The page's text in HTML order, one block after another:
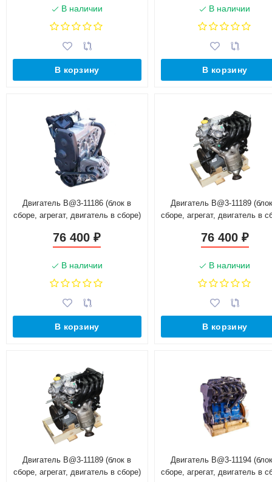
В наличии
В корзину
В наличии
В корзину
Двигатель B@3-11186 (блок в
сборе, агрегат, двигатель в сборе)
76 400₽
В наличии
В корзину
Двигатель B@3-11189
сборе, агрегат, двигатель в
76 400 ₽
В наличии
В корзину
Двигатель B@3-11189 (блок в
сборе, агрегат, двигатель в сборе)
Двигатель B@3-11194
сборе, агрегат, двигатель в